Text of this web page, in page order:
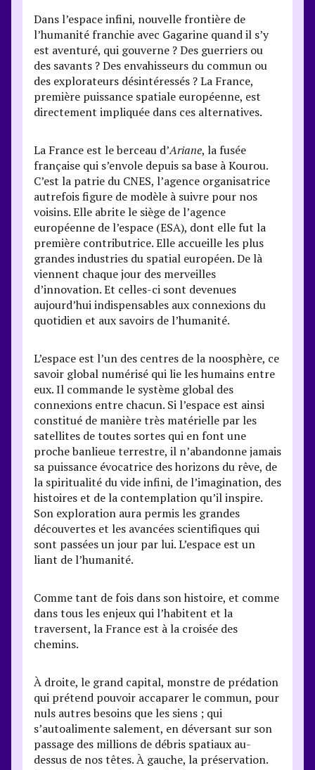
Dans l’espace infini, nouvelle frontière de
l’humanité franchie avec Gagarine quand il s’y
est aventuré, qui gouverne ? Des guerriers ou
des savants ? Des envahisseurs du commun ou
des explorateurs désintéressés ? La France,
première puissance spatiale européenne, est
directement impliquée dans ces alternatives.
La France est le berceau d’Ariane, la fusée
française qui s’envole depuis sa base à Kourou.
C’est la patrie du CNES, l’agence organisatrice
autrefois figure de modèle à suivre pour nos
voisins. Elle abrite le siège de l’agence
européenne de l’espace (ESA), dont elle fut la
première contributrice. Elle accueille les plus
grandes industries du spatial européen. De là
viennent chaque jour des merveilles
d’innovation. Et celles-ci sont devenues
aujourd’hui indispensables aux connexions du
quotidien et aux savoirs de l’humanité.
L’espace est l’un des centres de la noosphère, ce
savoir global numérisé qui lie les humains entre
eux. Il commande le système global des
connexions entre chacun. Si l’espace est ainsi
constitué de manière très matérielle par les
satellites de toutes sortes qui en font une
proche banlieue terrestre, il n’abandonne jamais
sa puissance évocatrice des horizons du rêve, de
la spiritualité du vide infini, de l’imagination, des
histoires et de la contemplation qu’il inspire.
Son exploration aura permis les grandes
découvertes et les avancées scientifiques qui
sont passées un jour par lui. L’espace est un
liant de l’humanité.
Comme tant de fois dans son histoire, et comme
dans tous les enjeux qui l’habitent et la
traversent, la France est à la croisée des
chemins.
À droite, le grand capital, monstre de prédation
qui prétend pouvoir accaparer le commun, pour
nuls autres besoins que les siens ; qui
s’autoalimente salement, en déversant sur son
passage des millions de débris spatiaux au-
dessus de nos têtes. À gauche, la préservation.